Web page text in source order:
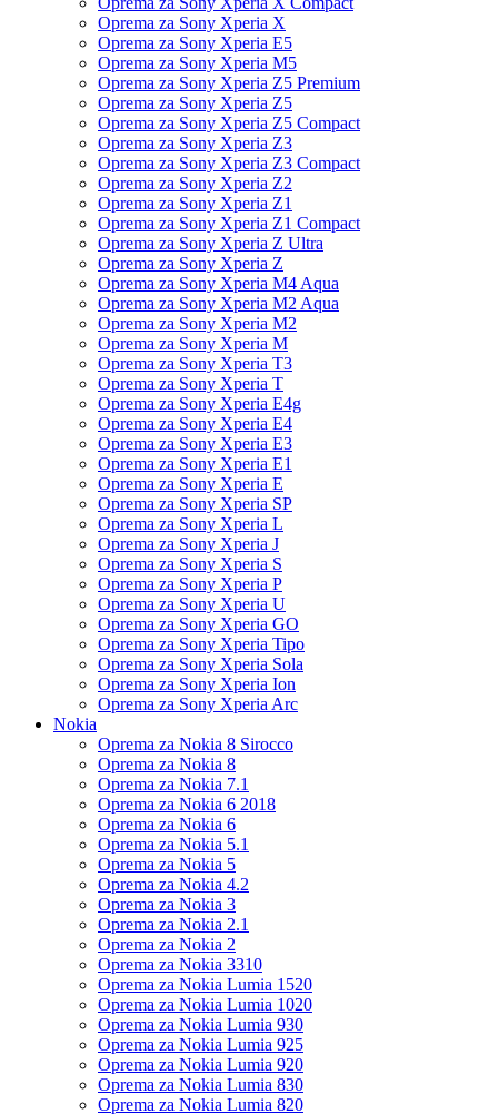
Oprema za Sony Xperia X
Oprema za Sony Xperia E5
Oprema za Sony Xperia M5
Oprema za Sony Xperia Z5 Premium
Oprema za Sony Xperia Z5
Oprema za Sony Xperia Z5 Compact
Oprema za Sony Xperia Z3
Oprema za Sony Xperia Z3 Compact
Oprema za Sony Xperia Z2
Oprema za Sony Xperia Z1
Oprema za Sony Xperia Z1 Compact
Oprema za Sony Xperia Z Ultra
Oprema za Sony Xperia Z
Oprema za Sony Xperia M4 Aqua
Oprema za Sony Xperia M2 Aqua
Oprema za Sony Xperia M2
Oprema za Sony Xperia M
Oprema za Sony Xperia T3
Oprema za Sony Xperia T
Oprema za Sony Xperia E4g
Oprema za Sony Xperia E4
Oprema za Sony Xperia E3
Oprema za Sony Xperia E1
Oprema za Sony Xperia E
Oprema za Sony Xperia SP
Oprema za Sony Xperia L
Oprema za Sony Xperia J
Oprema za Sony Xperia S
Oprema za Sony Xperia P
Oprema za Sony Xperia U
Oprema za Sony Xperia GO
Oprema za Sony Xperia Tipo
Oprema za Sony Xperia Sola
Oprema za Sony Xperia Ion
Oprema za Sony Xperia Arc
Nokia
Oprema za Nokia 8 Sirocco
Oprema za Nokia 8
Oprema za Nokia 7.1
Oprema za Nokia 6 2018
Oprema za Nokia 6
Oprema za Nokia 5.1
Oprema za Nokia 5
Oprema za Nokia 4.2
Oprema za Nokia 3
Oprema za Nokia 2.1
Oprema za Nokia 2
Oprema za Nokia 3310
Oprema za Nokia Lumia 1520
Oprema za Nokia Lumia 1020
Oprema za Nokia Lumia 930
Oprema za Nokia Lumia 925
Oprema za Nokia Lumia 920
Oprema za Nokia Lumia 830
Oprema za Nokia Lumia 820